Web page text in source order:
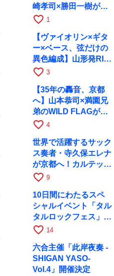
崎孝司×勝田一樹が10
月11日に京都RAGへ
favorite_border 1
【ヴァイオリン×ギタ
ー×ベース、弦だけの
異色編成】山形発RIM
が初全国ツアーで8月
favorite_border 3
【35年の轟音、京都
へ】山本恭司×満園兄
弟のWILD FLAGが8
月6日にRAGでライブ
favorite_border 4
世界で活躍するサック
ス奏者・寺久保エレナ
が京都へ！カルテッ
ト・ツアー京都公演を
favorite_border 9
10日間にわたるスペ
シャルイベント「タル
タルロックフェス」を
開催！総勢32組の豪
favorite_border 14
六合主催「此岸夜奏 -
SHIGAN YASO-
Vol.4」開催決定